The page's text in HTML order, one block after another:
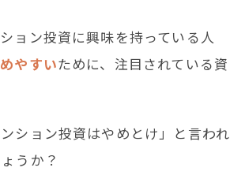
ョン投資に興味を持っている人
やすいために、注目されている資
ション投資はやめとけ」と言われ
うか？